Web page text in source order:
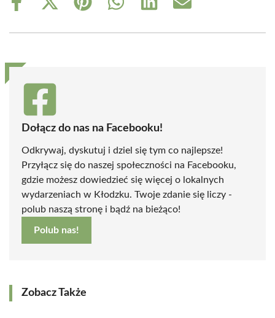
Share
Share
(Twitter)
Share
Share
Share
Share
Dołącz do nas na Facebooku!
Odkrywaj, dyskutuj i dziel się tym co najlepsze!
Przyłącz się do naszej społeczności na Facebooku,
gdzie możesz dowiedzieć się więcej o lokalnych
wydarzeniach w Kłodzku. Twoje zdanie się liczy -
polub naszą stronę i bądź na bieżąco!
Polub nas!
Zobacz Także